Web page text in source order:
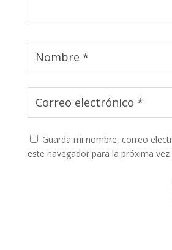
Guarda mi nombre, correo
este navegador para la próxima